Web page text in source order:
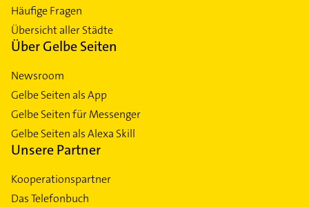
Häufige Fragen
Übersicht aller Städte
Über Gelbe Seiten
Newsroom
Gelbe Seiten als App
Gelbe Seiten für Messenger
Gelbe Seiten als Alexa Skill
Unsere Partner
Kooperationspartner
Das Telefonbuch